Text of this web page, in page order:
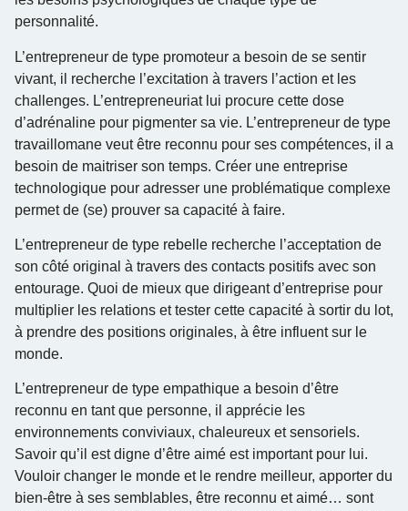
personnalité.
L’entrepreneur de type promoteur a besoin de se sentir
vivant, il recherche l’excitation à travers l’action et les
challenges. L’entrepreneuriat lui procure cette dose
d’adrénaline pour pigmenter sa vie. L’entrepreneur de type
travaillomane veut être reconnu pour ses compétences, il a
besoin de maitriser son temps. Créer une entreprise
technologique pour adresser une problématique complexe
permet de (se) prouver sa capacité à faire.
L’entrepreneur de type rebelle recherche l’acceptation de
son côté original à travers des contacts positifs avec son
entourage. Quoi de mieux que dirigeant d’entreprise pour
multiplier les relations et tester cette capacité à sortir du lot,
à prendre des positions originales, à être influent sur le
monde.
L’entrepreneur de type empathique a besoin d’être
reconnu en tant que personne, il apprécie les
environnements conviviaux, chaleureux et sensoriels.
Savoir qu’il est digne d’être aimé est important pour lui.
Vouloir changer le monde et le rendre meilleur, apporter du
bien-être à ses semblables, être reconnu et aimé… sont